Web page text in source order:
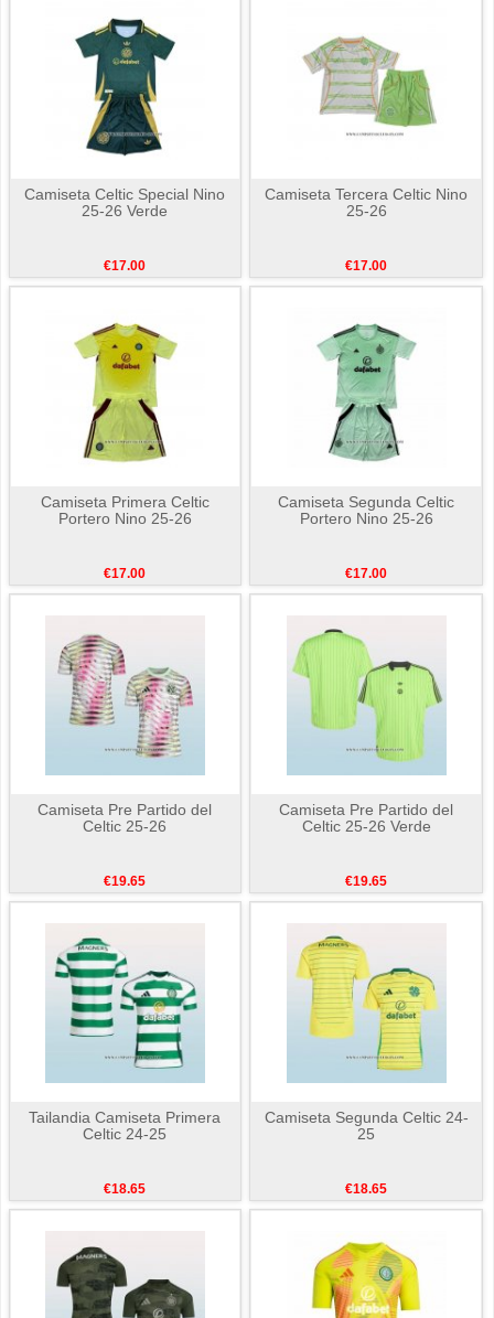
Camiseta Celtic Special Nino
25-26 Verde
€17.00
Camiseta Tercera Celtic Nino
25-26
€17.00
Camiseta Primera Celtic
Portero Nino 25-26
€17.00
Camiseta Segunda Celtic
Portero Nino 25-26
€17.00
Camiseta Pre Partido del
Celtic 25-26
€19.65
Camiseta Pre Partido del
Celtic 25-26 Verde
€19.65
Tailandia Camiseta Primera
Celtic 24-25
€18.65
Camiseta Segunda Celtic 24-
25
€18.65